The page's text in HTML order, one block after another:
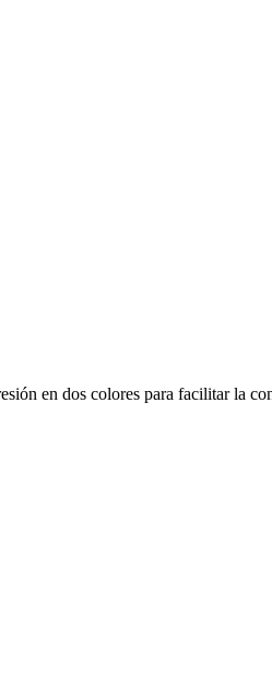
en dos colores para facilitar la